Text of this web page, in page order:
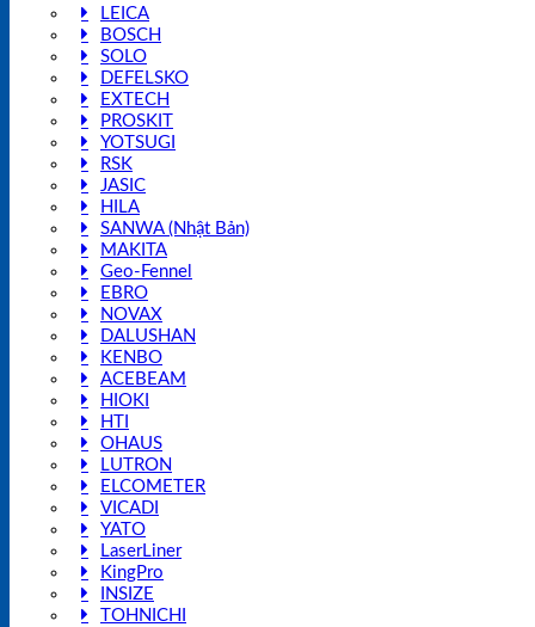
LEICA
BOSCH
SOLO
DEFELSKO
EXTECH
PROSKIT
YOTSUGI
RSK
JASIC
HILA
SANWA (Nhật Bản)
MAKITA
Geo-Fennel
EBRO
NOVAX
DALUSHAN
KENBO
ACEBEAM
HIOKI
HTI
OHAUS
LUTRON
ELCOMETER
VICADI
YATO
LaserLiner
KingPro
INSIZE
TOHNICHI